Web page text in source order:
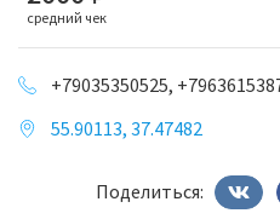
средний чек
+79035350525,
55.90113, 37.47482
Поделиться: